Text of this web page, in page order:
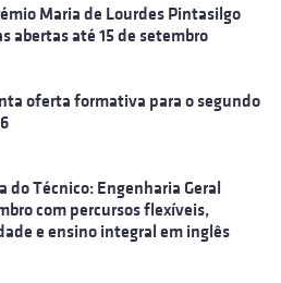
Maria de Lourdes Pintasilgo
abertas até 15 de setembro
oferta formativa para o segundo
do Técnico: Engenharia Geral
com percursos flexíveis,
e ensino integral em inglês